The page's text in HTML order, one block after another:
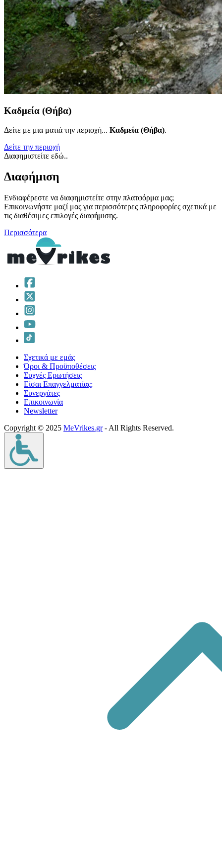
Καδμεία (Θήβα)
Δείτε με μια ματιά την περιοχή... Καδμεία (Θήβα).
Δείτε την περιοχή
Διαφημιστείτε εδώ..
Διαφήμιση
Ενδιαφέρεστε να διαφημιστείτε στην πλατφόρμα μας;
Επικοινωνήστε μαζί μας για περισσότερες πληροφορίες σχετικά με
τις διαθέσιμες επιλογές διαφήμισης.
Περισσότερα
Σχετικά με εμάς
Όροι & Προϋποθέσεις
Συχνές Ερωτήσεις
Είσαι Επαγγελματίας;
Συνεργάτες
Επικοινωνία
Νewsletter
Copyright © 2025 MeVrikes.gr- All Rights Reserved.